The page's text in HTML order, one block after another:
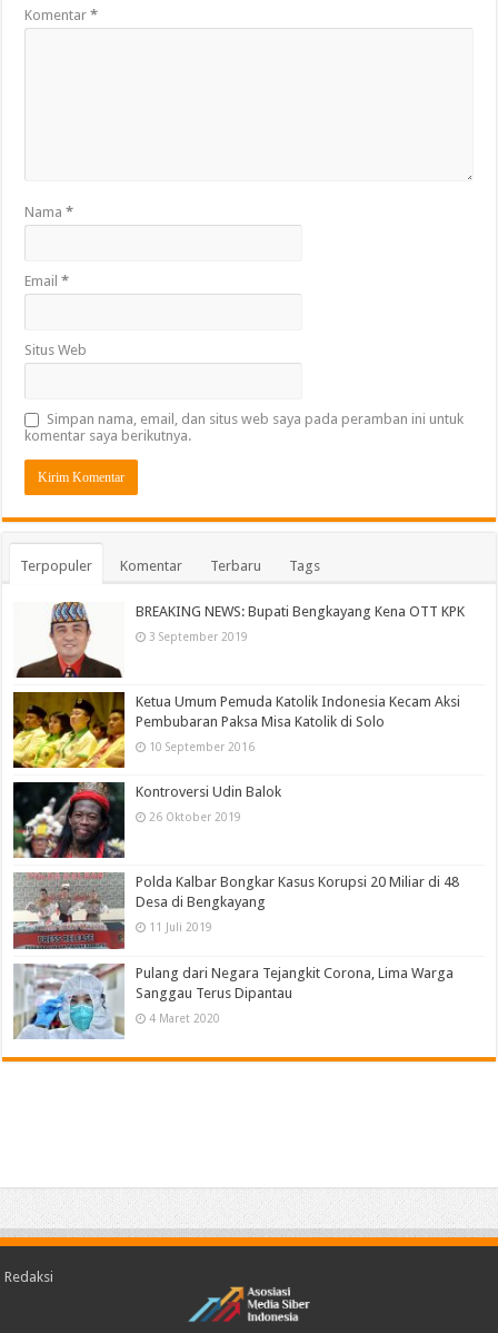
Komentar*
Nama*
Email*
Situs Web
Simpan nama, email, dan situs web saya pada peramban ini untuk
komentar saya berikutnya.
Terpopuler Komentar Terbaru Tags
BREAKING NEWS: Bupati Bengkayang Kena OTT KPK
3 September 2019
Ketua Umum Pemuda Katolik Indonesia Kecam Aksi
Pembubaran Paksa Misa Katolik di Solo
10 September 2016
Kontroversi Udin Balok
26 Oktober 2019
Polda Kalbar Bongkar Kasus Korupsi 20 Miliar di 48
Desa di Bengkayang
11 Juli 2019
Pulang dari Negara Tejangkit Corona, Lima Warga
Sanggau Terus Dipantau
4 Maret 2020
Redaksi